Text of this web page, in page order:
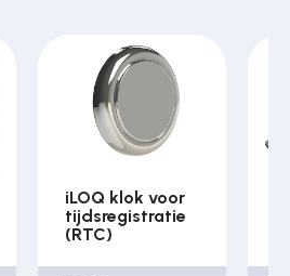
iLOQ klok voor
tijdsregistratie
(RTC)